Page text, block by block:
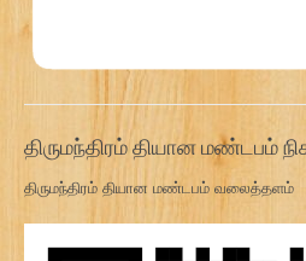
திருமந்திரம் தியான மண்டபம்
திருமந்திரம் தியான மண்டபம் வலைத்தளம்